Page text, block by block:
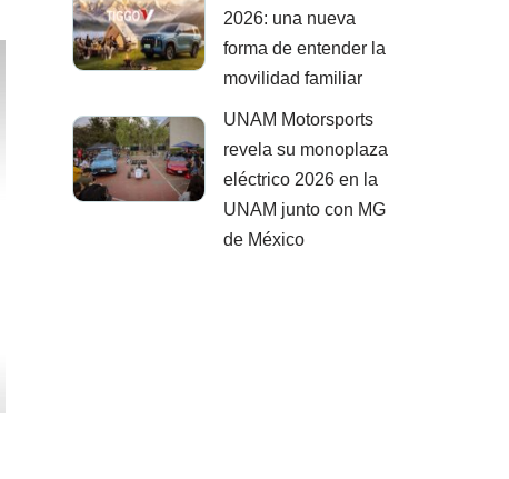
2026: una nueva
forma de entender la
movilidad familiar
UNAM Motorsports
revela su monoplaza
eléctrico 2026 en la
UNAM junto con MG
de México